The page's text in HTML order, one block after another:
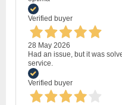
Verified buyer
28 May 2026
Had an issue, but it was
service.
Verified buyer